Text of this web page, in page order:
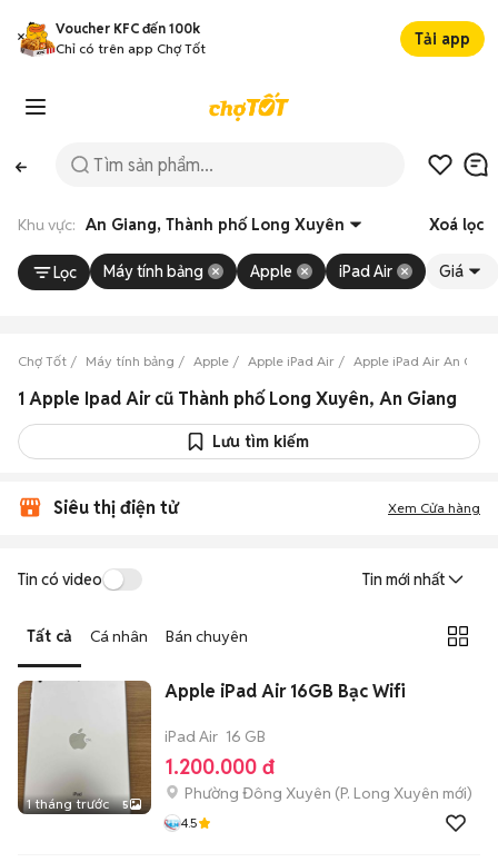
Voucher KFC đến 100k
Chỉ có trên app Chợ Tốt
Tải app
Khu vực: An Giang, Thành phố Long Xuyên Xoá lọc
Lọc Máy tính bảng Apple iPad Air Giá
Chợ Tốt Máy tính bảng Apple Apple iPad Air Apple iPad Air An
1 Apple Ipad Air cũ Thành phố Long Xuyên, An Giang
Lưu tìm kiếm
Siêu thị điện tử Xem Cửa hàng
Tin có video Tin mới nhất
Tất cả Cá nhân Bán chuyên
1 tháng trước 5
Apple iPad Air 16GB Bạc Wifi
iPad Air 16 GB
1.200.000 đ
Phường Đông Xuyên (P. Long Xuyên mới)
4.5